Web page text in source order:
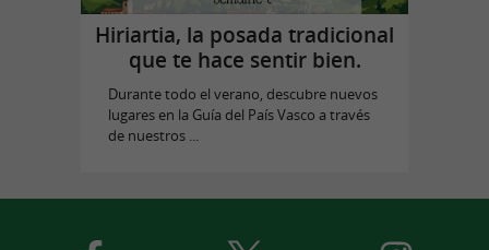
Hiriartia, la posada tradicional
que te hace sentir bien.
Durante todo el verano, descubre nuevos
lugares en la Guía del País Vasco a través
de nuestros ...